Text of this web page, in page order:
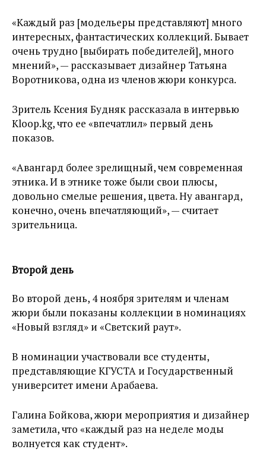
«Каждый раз [модельеры представляют] много
интересных, фантастических коллекций. Бывает
очень трудно [выбирать победителей], много
мнений», — рассказывает дизайнер Татьяна
Воротникова, одна из членов жюри конкурса.
Зритель Ксения Будняк рассказала в интервью
Kloop.kg, что ее «впечатлил» первый день
показов.
«Авангард более зрелищный, чем современная
этника. И в этнике тоже были свои плюсы,
довольно смелые решения, цвета. Ну авангард,
конечно, очень впечатляющий», — считает
зрительница.
Второй день
Во второй день, 4 ноября зрителям и членам
жюри были показаны коллекции в номинациях
«Новый взгляд» и «Светский раут».
В номинации участвовали все студенты,
представляющие КГУСТА и Государственный
университет имени Арабаева.
Галина Бойкова, жюри мероприятия и дизайнер
заметила, что «каждый раз на неделе моды
волнуется как студент».